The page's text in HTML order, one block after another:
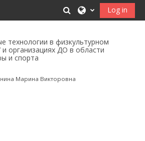
Toggle search
Log in
технологии в физкультурном
организациях ДО в области
и спорта
Марина Викторовна